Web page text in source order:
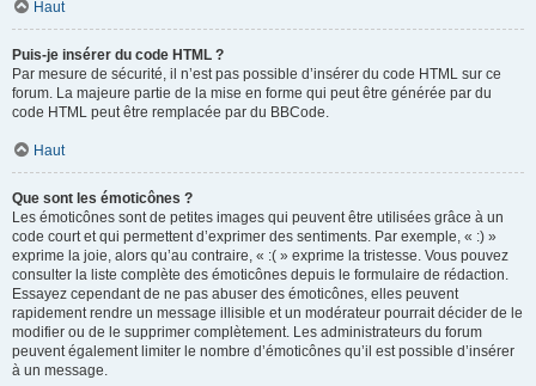
Haut
Puis-je insérer du code HTML ?
Par mesure de sécurité, il n’est pas possible d’insérer du code HTML sur ce
forum. La majeure partie de la mise en forme qui peut être générée par du
code HTML peut être remplacée par du BBCode.
Haut
Que sont les émoticônes ?
Les émoticônes sont de petites images qui peuvent être utilisées grâce à un
code court et qui permettent d’exprimer des sentiments. Par exemple, « :) »
exprime la joie, alors qu’au contraire, « :( » exprime la tristesse. Vous pouvez
consulter la liste complète des émoticônes depuis le formulaire de rédaction.
Essayez cependant de ne pas abuser des émoticônes, elles peuvent
rapidement rendre un message illisible et un modérateur pourrait décider de le
modifier ou de le supprimer complètement. Les administrateurs du forum
peuvent également limiter le nombre d’émoticônes qu’il est possible d’insérer
à un message.